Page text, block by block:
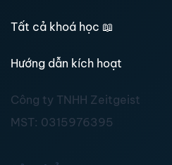
Tất cả khoá học 📖
Hướng dẫn kích hoạt
Công ty TNHH Zeitgeist
MST: 0315976395